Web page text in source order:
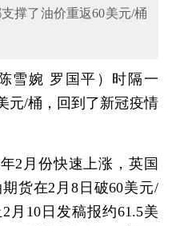
撑了油价重返60美元/桶
雪婉 罗国平） 时隔一
元/桶，回到了新冠疫情
月份快速上涨，英国
货在2月8日破60美元/
月10日发稿报约61.5美